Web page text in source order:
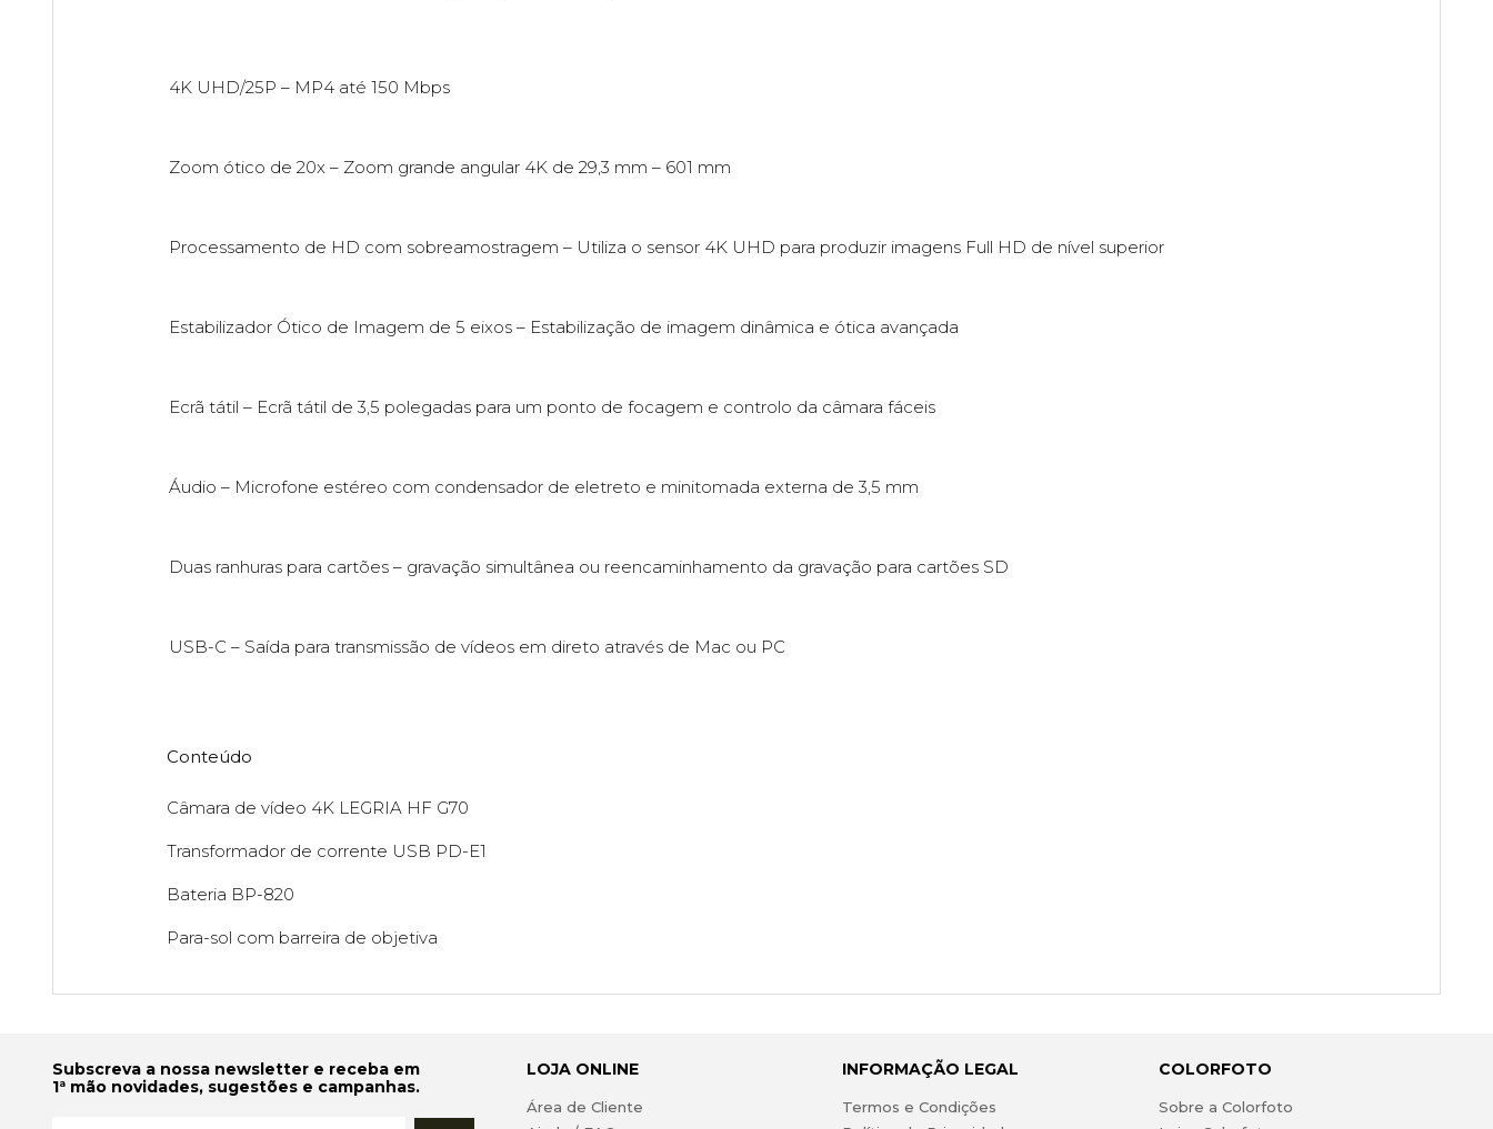
4K UHD/25P – MP4 até 150 Mbps
Zoom ótico de 20x – Zoom grande angular 4K de 29,3 mm – 601 mm
Processamento de HD com sobreamostragem – Utiliza o sensor 4K UHD para produzir imagens Full HD de nível superior
Estabilizador Ótico de Imagem de 5 eixos – Estabilização de imagem dinâmica e ótica avançada
Ecrã tátil – Ecrã tátil de 3,5 polegadas para um ponto de focagem e controlo da câmara fáceis
Áudio – Microfone estéreo com condensador de eletreto e minitomada externa de 3,5 mm
Duas ranhuras para cartões – gravação simultânea ou reencaminhamento da gravação para cartões SD
USB-C – Saída para transmissão de vídeos em direto através de Mac ou PC
Conteúdo
Câmara de vídeo 4K LEGRIA HF G70
Transformador de corrente USB PD-E1
Bateria BP-820
Para-sol com barreira de objetiva
Subscreva a nossa newsletter e receba em
1ª mão novidades, sugestões e campanhas.
LOJA ONLINE
Área de Cliente
INFORMAÇÃO LEGAL
Termos e Condições
COLORFOTO
Sobre a Colorfoto